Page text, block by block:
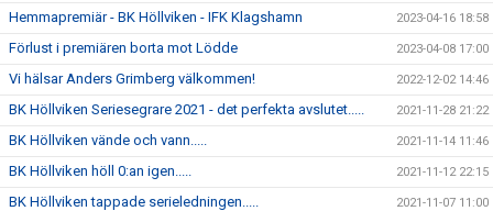
Hemmapremiär - BK Höllviken - IFK Klagshamn 2023-04-16 18:58
Förlust i premiären borta mot Lödde 2023-04-08 17:00
Vi hälsar Anders Grimberg välkommen! 2022-12-02 14:46
BK Höllviken Seriesegrare 2021 - det perfekta avslutet..... 2021-11-28 21:22
BK Höllviken vände och vann..... 2021-11-14 11:46
BK Höllviken höll 0:an igen..... 2021-11-12 22:15
BK Höllviken tappade serieledningen..... 2021-11-07 11:00